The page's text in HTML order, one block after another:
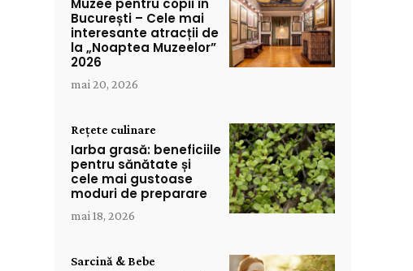
Muzee pentru copii în
București – Cele mai
interesante atracții de
la „Noaptea Muzeelor”
2026
mai 20, 2026
Rețete culinare
Iarba grasă: beneficiile
pentru sănătate și
cele mai gustoase
moduri de preparare
mai 18, 2026
Sarcină & Bebe